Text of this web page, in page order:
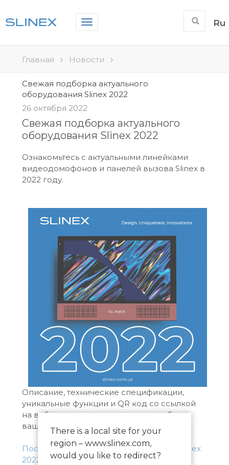
Toggle
navigation
Ru
Главная Новости
Свежая подборка актуального
оборудования Slinex 2022
26 октября 2022
Свежая подборка актуального
оборудования Slinex 2022
Ознакомьтесь с актуальными линейками
видеодомофонов и панелей вызова Slinex в
2022 году.
Описание, технические спецификации,
уникальные функции и QR код со ссылкой
на вебстраницу продукта – все удобства
вашего и ваших клиентов.
Посмотреть подборку оборудования Slinex
2022
There is a local site for your
region – www.slinex.com,
would you like to redirect?